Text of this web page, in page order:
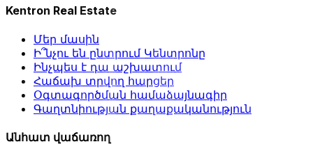
Kentron Real Estate
Մեր մասին
Ի՞նչու են ընտրում Կենտրոնը
Ինչպես է դա աշխատում
Հաճախ տրվող հարցեր
Օգտագործման համաձայնագիր
Գաղտնիության քաղաքականություն
Անհատ վաճառող